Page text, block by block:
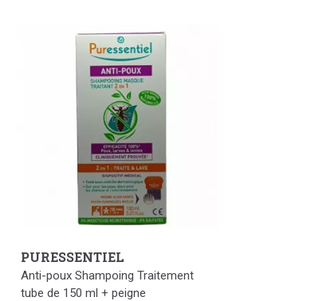
PURESSENTIEL
Anti-poux Shampoing Traitement
tube de 150 ml + peigne